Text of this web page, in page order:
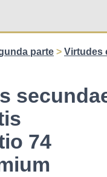
parte > Virtudes
74